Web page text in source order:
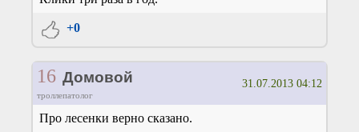
+0
16 Домовой
троллепатолог
31.07.2013 04:12
Про лесенки верно сказано.